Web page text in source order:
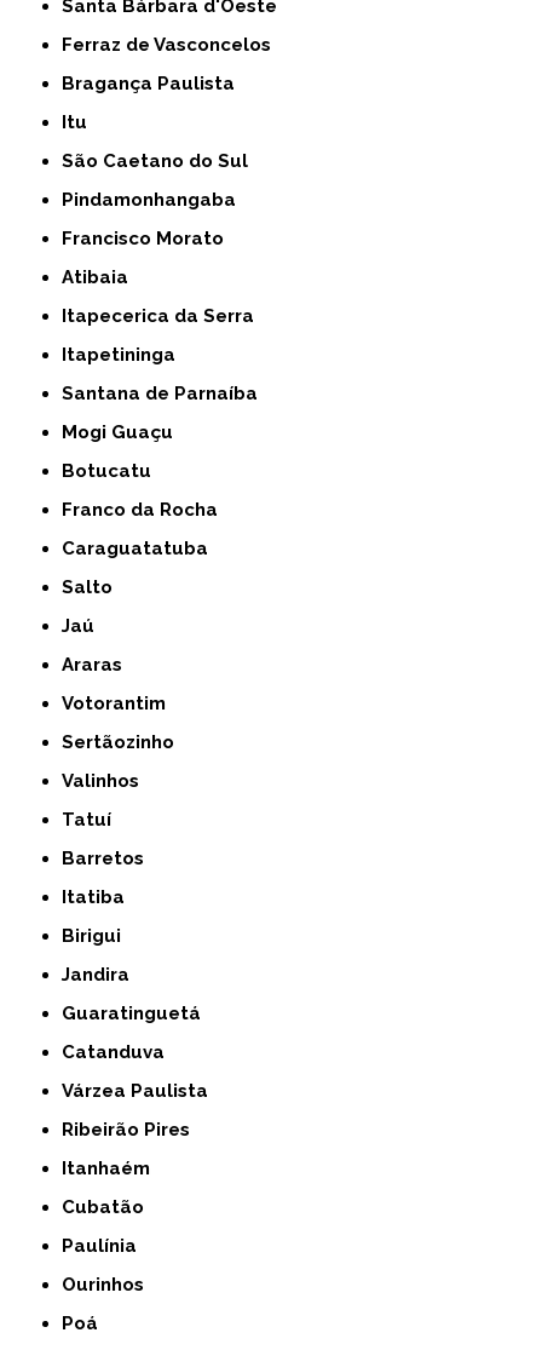
Santa Bárbara d'Oeste
Ferraz de Vasconcelos
Bragança Paulista
Itu
São Caetano do Sul
Pindamonhangaba
Francisco Morato
Atibaia
Itapecerica da Serra
Itapetininga
Santana de Parnaíba
Mogi Guaçu
Botucatu
Franco da Rocha
Caraguatatuba
Salto
Jaú
Araras
Votorantim
Sertãozinho
Valinhos
Tatuí
Barretos
Itatiba
Birigui
Jandira
Guaratinguetá
Catanduva
Várzea Paulista
Ribeirão Pires
Itanhaém
Cubatão
Paulínia
Ourinhos
Poá